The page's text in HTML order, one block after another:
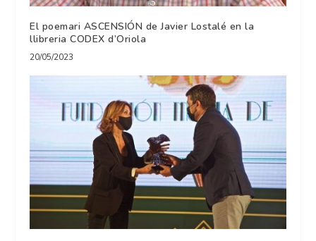
El poemari ASCENSIÓN de Javier Lostalé en la
llibreria CODEX d’Oriola
20/05/2023